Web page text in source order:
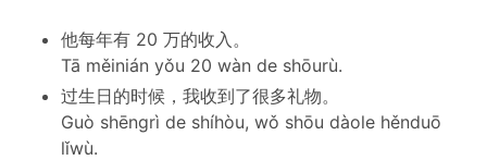
他每年有 20 万的收入。
Tā měinián yǒu 20 wàn de shōurù.
过生日的时候，我收到了很多礼物。
Guò shēngrì de shíhòu, wǒ shōu dàole hěnduō
lǐwù.